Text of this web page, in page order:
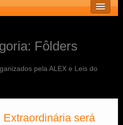
Fôlders
pela ALEX e Leis do
será